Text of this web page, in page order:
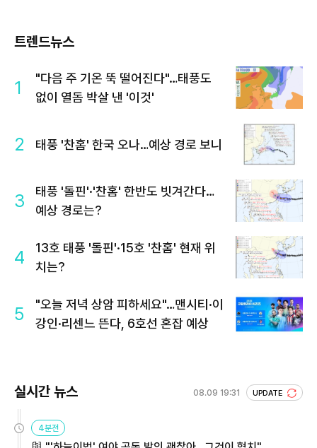
트렌드뉴스
1
"다음 주 기온 뚝 떨어진다"…태풍도
없이 열돔 박살 낸 '이것'
2 태풍 '찬홈' 한국 오나…예상 경로 보니
3
태풍 '돌핀'·'찬홈' 한반도 빗겨간다…
예상 경로는?
4
13호 태풍 '돌핀'·15호 '찬홈' 현재 위
치는?
5
"오늘 저녁 상암 피하세요"…맨시티·이
강인·리센느 뜬다, 6호선 혼잡 예상
실시간 뉴스 08.09 19:31 UPDATE
4분전